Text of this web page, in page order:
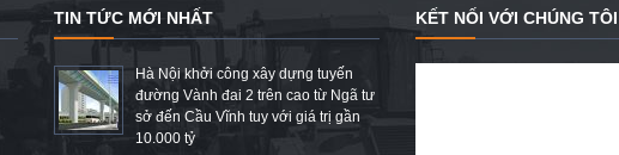
TIN TỨC MỚI NHẤT
Hà Nội khởi công xây dựng tuyến
đường Vành đai 2 trên cao từ Ngã tư
sở đến Cầu Vĩnh tuy với giá trị gần
10.000 tỷ
KẾT NỐI VỚI CHÚNG TÔI